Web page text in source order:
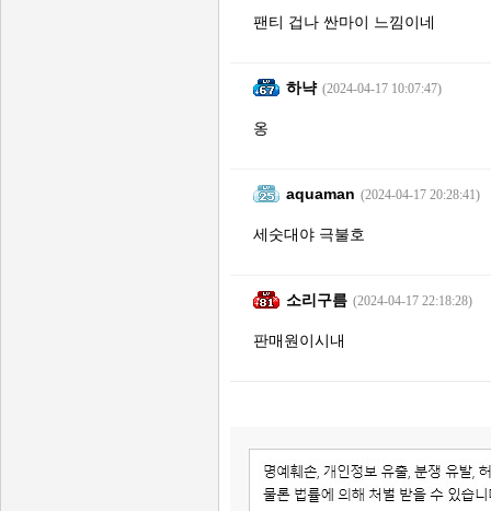
팬티 겁나 싼마이 느낌이네
하냑 (2024-04-17 10:07:47)
옹
aquaman (2024-04-17 20:28:41)
세숫대야 극불호
소리구름 (2024-04-17 22:18:28)
판매원이시내